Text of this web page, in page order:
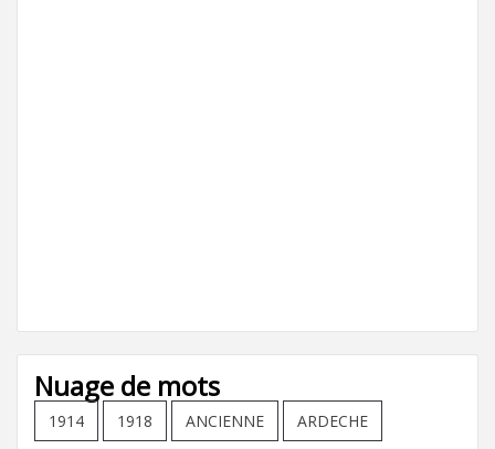
Nuage de mots
1914 1918 ANCIENNE ARDECHE